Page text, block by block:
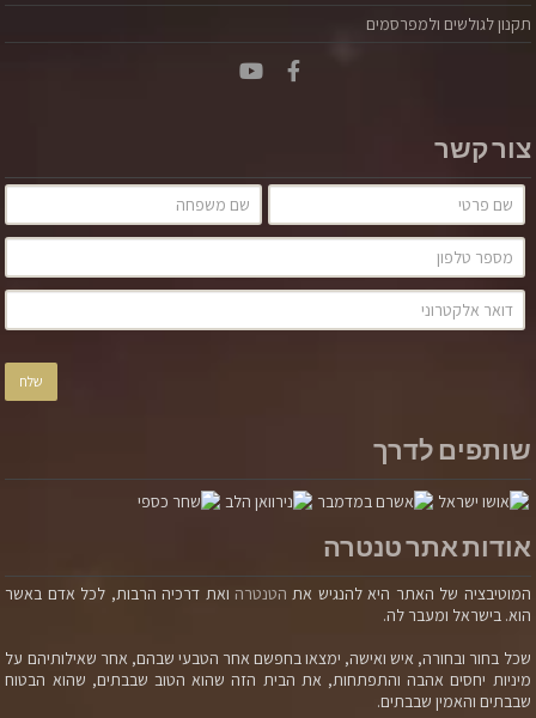
תקנון לגולשים ולמפרסמים
צור קשר
שותפים לדרך
אודות אתר טנטרה
המוטיבציה של האתר היא להנגיש את הטנטרה ואת דרכיה הרבות, לכל אדם באשר
הוא. בישראל ומעבר לה.
שכל בחור ובחורה, איש ואישה, ימצאו בחפשם אחר הטבעי שבהם, אחר שאילותיהם על
מיניות יחסים אהבה והתפתחות, את הבית הזה שהוא הטוב שבבתים, שהוא הבטוח
שבבתים והאמין שבבתים.